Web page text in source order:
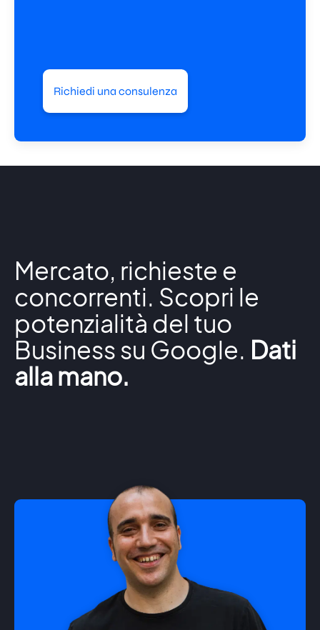
Richiedi una consulenza
Mercato, richieste e
concorrenti. Scopri le
potenzialità del tuo
Business su Google. Dati
alla mano.